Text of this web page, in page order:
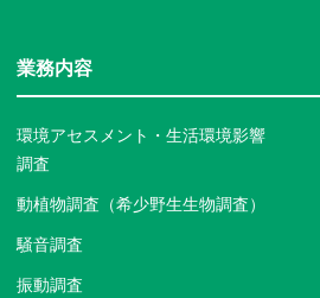
業務内容
環境アセスメント・生活環境影響
調査
動植物調査（希少野生生物調査）
騒音調査
振動調査